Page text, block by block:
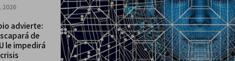
2026
advierte:
de
le impedirá